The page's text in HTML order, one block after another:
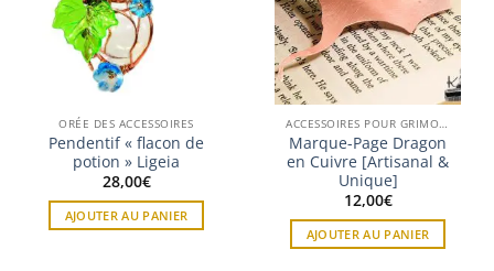
ORÉE DES ACCESSOIRES
Pendentif « flacon de
potion » Ligeia
28,00€
AJOUTER AU PANIER
ACCESSOIRES POUR GRIMOIRE
Marque-Page Dragon
en Cuivre [Artisanal &
Unique]
12,00€
AJOUTER AU PANIER